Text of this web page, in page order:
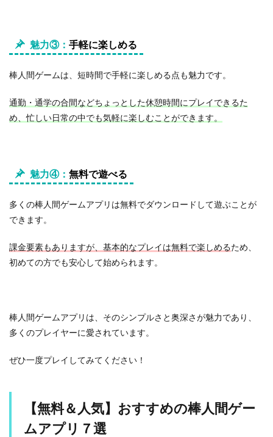
７
選
【
】
C
o
o
H
2.2
空
ブ
ラ
コ
３
】
と
魅力③： 手軽に楽しめる
棒人間ゲームは、短時間で手軽に楽しめる点も魅力です。
通勤・通学の合間などちょっとした休憩時間にプレイできるた
め、忙しい日常の中でも気軽に楽しむことができます。
魅力④： 無料で遊べる
多くの棒人間ゲームアプリは無料でダウンロードして遊ぶことが
できます。
課金要素もありますが、基本的なプレイは無料で楽しめるため、
初めての方でも安心して始められます。
棒人間ゲームアプリは、そのシンプルさと奥深さが魅力であり、
多くのプレイヤーに愛されています。
ぜひ一度プレイしてみてください！
【無料＆人気】おすすめの棒人間ゲー
ムアプリ７選